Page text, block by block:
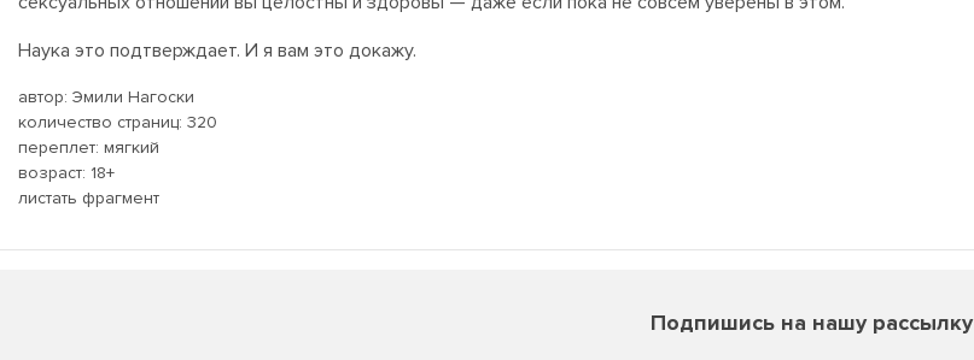
Наука это подтверждает. И я вам это докажу.
автор: Эмили Нагоски
количество страниц: 320
переплет: мягкий
возраст: 18+
листать фрагмент
Подпишись на нашу рассылку